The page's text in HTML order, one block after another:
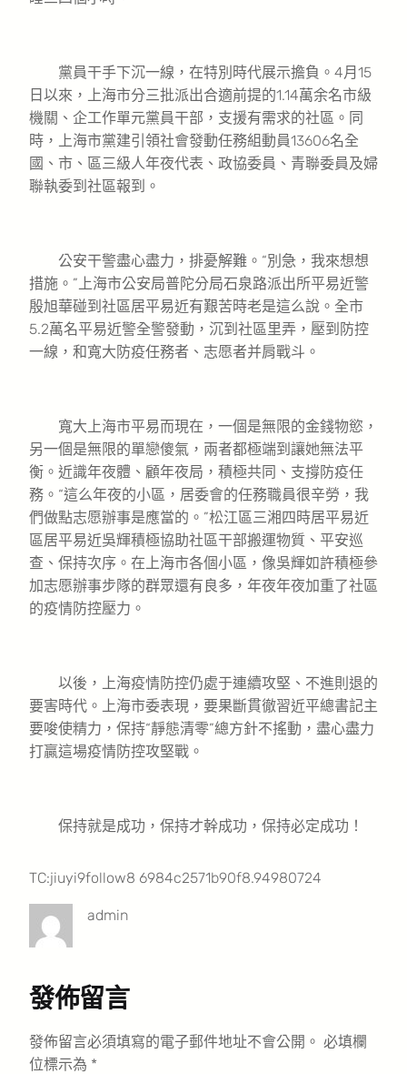
黨員干手下沉一線，在特別時代展示擔負。4月15
日以來，上海市分三批派出合適前提的1.14萬余名市級
機關、企工作單元黨員干部，支援有需求的社區。同
時，上海市黨建引領社會發動任務組動員13606名全
國、市、區三級人年夜代表、政協委員、青聯委員及婦
聯執委到社區報到。
公安干警盡心盡力，排憂解難。“別急，我來想想
措施。”上海市公安局普陀分局石泉路派出所平易近警
殷旭華碰到社區居平易近有艱苦時老是這么說。全市
5.2萬名平易近警全警發動，沉到社區里弄，壓到防控
一線，和寬大防疫任務者、志愿者并肩戰斗。
寬大上海市平易而現在，一個是無限的金錢物慾，
另一個是無限的單戀傻氣，兩者都極端到讓她無法平
衡。近識年夜體、顧年夜局，積極共同、支撐防疫任
務。“這么年夜的小區，居委會的任務職員很辛勞，我
們做點志愿辦事是應當的。”松江區三湘四時居平易近
區居平易近吳輝積極協助社區干部搬運物質、平安巡
查、保持次序。在上海市各個小區，像吳輝如許積極參
加志愿辦事步隊的群眾還有良多，年夜年夜加重了社區
的疫情防控壓力。
以後，上海疫情防控仍處于連續攻堅、不進則退的
要害時代。上海市委表現，要果斷貫徹習近平總書記主
要唆使精力，保持“靜態清零”總方針不搖動，盡心盡力
打贏這場疫情防控攻堅戰。
保持就是成功，保持才幹成功，保持必定成功！
TC:jiuyi9follow8 6984c2571b90f8.94980724
admin
發佈留言
發佈留言必須填寫的電子郵件地址不會公開。 必填欄
位標示為 *